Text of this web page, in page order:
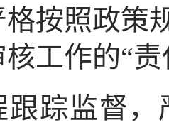
格按照政策
工作的“
跟踪监督，